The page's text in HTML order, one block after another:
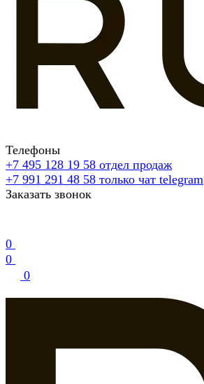
Телефоны
+7 495 128 19 58 отдел продаж
+7 991 291 48 58 только чат telegram
Заказать звонок
0
0
0